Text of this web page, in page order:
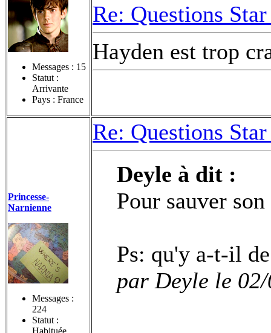
Messages : 15
Statut :
Arrivante
Pays : France
Re: Questions
Hayden est trop
Princesse-
Narnienne
Messages :
224
Statut :
Habituée
Re: Questions
Deyle à dit :
Pour sauver
Ps: qu'y a-t-il
par Deyle le